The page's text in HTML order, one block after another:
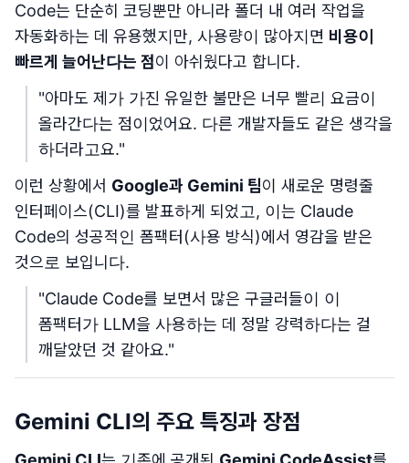
Code는 단순히 코딩뿐만 아니라 폴더 내 여러 작업을
자동화하는 데 유용했지만, 사용량이 많아지면 비용이
빠르게 늘어난다는 점이 아쉬웠다고 합니다.
"아마도 제가 가진 유일한 불만은 너무 빨리 요금이
올라간다는 점이었어요. 다른 개발자들도 같은 생각을
하더라고요."
이런 상황에서 Google과 Gemini 팀이 새로운 명령줄
인터페이스(CLI)를 발표하게 되었고, 이는 Claude
Code의 성공적인 폼팩터(사용 방식)에서 영감을 받은
것으로 보입니다.
"Claude Code를 보면서 많은 구글러들이 이
폼팩터가 LLM을 사용하는 데 정말 강력하다는 걸
깨달았던 것 같아요."
Gemini CLI의 주요 특징과 장점